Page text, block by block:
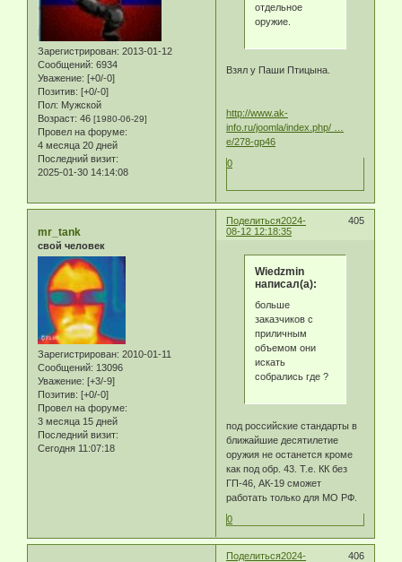
Зарегистрирован: 2013-01-12
Сообщений: 6934
Уважение: [+0/-0]
Позитив: [+0/-0]
Пол: Мужской
Возраст: 46 [1980-06-29]
Провел на форуме:
4 месяца 20 дней
Последний визит:
2025-01-30 14:14:08
отдельное
оружие.
Взял у Паши Птицына.
http://www.ak-
info.ru/joomla/index.php/ …
e/278-gp46
0
Поделиться 405
2024-
08-12 12:18:35
mr_tank
свой человек
Зарегистрирован: 2010-01-11
Сообщений: 13096
Уважение: [+3/-9]
Позитив: [+0/-0]
Провел на форуме:
3 месяца 15 дней
Последний визит:
Сегодня 11:07:18
Wiedzmin
написал(а):
больше
заказчиков с
приличным
объемом они
искать
собрались где ?
под российские стандарты в
ближайшие десятилетие
оружия не останется кроме
как под обр. 43. Т.е. КК без
ГП-46, АК-19 сможет
работать только для МО РФ.
0
Поделиться 406
2024-